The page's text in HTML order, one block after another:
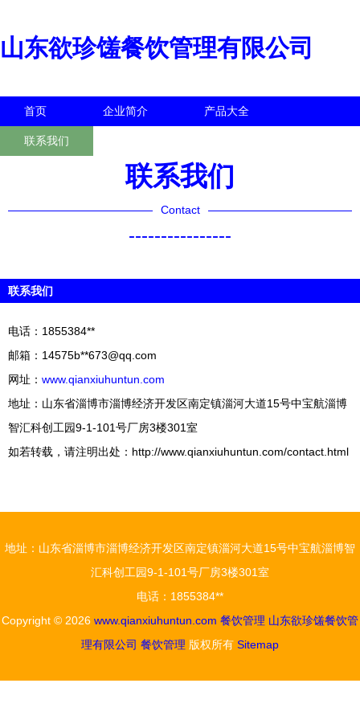
山东欲珍馐餐饮管理有限公司
首页 企业简介 产品大全
联系我们
联系我们
Contact
----------------
联系我们
电话：1855384**
邮箱：14575b**673@qq.com
网址： www.qianxiuhuntun.com
地址：山东省淄博市淄博经济开发区南定镇淄河大道15号中宝航淄博
智汇科创工园9-1-101号厂房3楼301室
如若转载，请注明出处：http://www.qianxiuhuntun.com/contact.html
地址：山东省淄博市淄博经济开发区南定镇淄河大道15号中宝航淄博智
汇科创工园9-1-101号厂房3楼301室
电话：1855384**
Copyright © 2026 www.qianxiuhuntun.com 餐饮管理 山东欲珍馐餐饮管
理有限公司 餐饮管理 版权所有 Sitemap